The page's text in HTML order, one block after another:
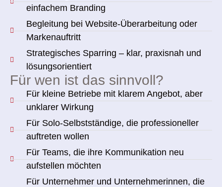
einfachem Branding
Begleitung bei Website-Überarbeitung oder
Markenauftritt
Strategisches Sparring – klar, praxisnah und
lösungsorientiert
Für wen ist das sinnvoll?
Für kleine Betriebe mit klarem Angebot, aber
unklarer Wirkung
Für Solo-Selbstständige, die professioneller
auftreten wollen
Für Teams, die ihre Kommunikation neu
aufstellen möchten
Für Unternehmer und Unternehmerinnen, die